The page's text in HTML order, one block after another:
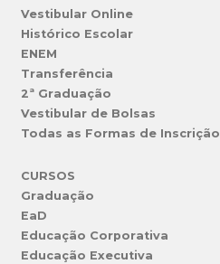
Vestibular Online
Histórico Escolar
ENEM
Transferência
2ª Graduação
Vestibular de Bolsas
Todas as Formas de Inscrição
CURSOS
Graduação
EaD
Educação Corporativa
Educação Executiva